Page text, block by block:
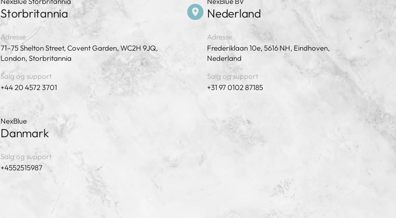
Storbritannia
Adresse
71–75 Shelton Street, Covent Garden, WC2H 9JQ,
London, Storbritannia
Salg og support
+44 20 4572 3701
Nederland
Adresse
Frederiklaan 10e, 5616 NH, Eindhoven,
Nederland
Salg og support
+31 97 0102 87185
NexBlue
Danmark
Salg og support
+4552515987